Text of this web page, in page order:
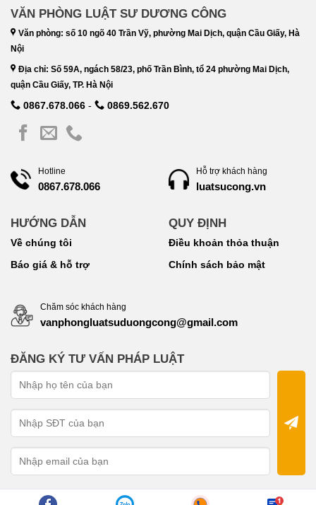
VĂN PHÒNG LUẬT SƯ DƯƠNG CÔNG
Văn phòng: số 10 ngõ 40 Trần Vỹ, phường Mai Dịch, quận Cầu Giấy, Hà
Nội
Địa chỉ: Số 59A, ngách 58/23, phố Trần Bình, tổ 24 phường Mai Dịch,
quận Cầu Giấy, TP. Hà Nội
0867.678.066 - 0869.562.670
Hotline
0867.678.066
HƯỚNG DẪN
Về chúng tôi
Báo giá & hỗ trợ
Hỗ trợ khách hàng
luatsucong.vn
QUY ĐỊNH
Điều khoản thỏa thuận
Chính sách bảo mật
Chăm sóc khách hàng
vanphongluatsuduongcong@gmail.com
ĐĂNG KÝ TƯ VẤN PHÁP LUẬT